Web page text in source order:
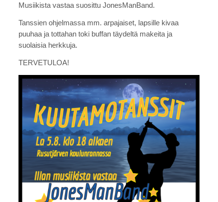
Musiikista vastaa suosittu JonesManBand.
Tanssien ohjelmassa mm. arpajaiset, lapsille kivaa
puuhaa ja tottahan toki buffan täydeltä makeita ja
suolaisia herkkuja.
TERVETULOA!